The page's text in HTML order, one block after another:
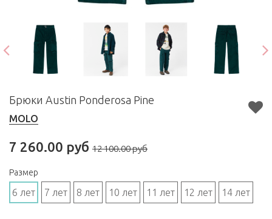
Брюки Austin Ponderosa Pine
MOLO
7 260.00 руб 12 100.00 руб
Размер
6 лет 7 лет 8 лет 10 лет 11 лет 12 лет 14 лет